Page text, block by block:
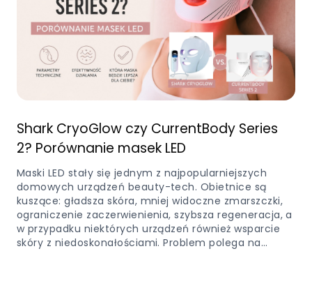
Shark CryoGlow czy CurrentBody Series
2? Porównanie masek LED
Maski LED stały się jednym z najpopularniejszych
domowych urządzeń beauty-tech. Obietnice są
kuszące: gładsza skóra, mniej widoczne zmarszczki,
ograniczenie zaczerwienienia, szybsza regeneracja, a
w przypadku niektórych urządzeń również wsparcie
skóry z niedoskonałościami. Problem polega na…